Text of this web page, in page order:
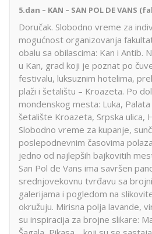
5.dan – KAN – SAN POL DE VANS
Doručak. Slobodno vreme za
mogućnost organizovanja
obalu sa obilascima: Kan i Antib.
u Kan, grad koji je poznat po
festivalu, luksuznim hotelima,
plaži i šetalištu – Kroazeta. Po
mondenskog mesta: Luka,
šetalište Kroazeta, Srpska ulica,
Slobodno vreme za kupanje,
poslepodnevnim časovima
jedno od najlepših bajkovitih
San Pol de Vans ima savršen
srednjovekovnu tvrđavu sa
galerijama i pogledom na
okružuju. Mirisna polja lavande,
su inspiracija za brojne slikare: